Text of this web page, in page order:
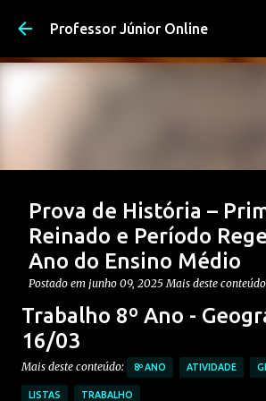
Pular para o conteúdo
Professor Júnior Online
Postagem em destaque
Prova de História –
Reinado e Período
Ano do Ensino Médio
Postado em junho 09, 2025Mais deste
CONTEÚDO: PRIMEIRO REINADO
PROVAS DE HISTÓRIA MÉDIO
0
Trabalho 8º Ano -
16/03
Mais deste conteúdo: 8º ANO ATIVIDADE
LISTAS TRABALHO